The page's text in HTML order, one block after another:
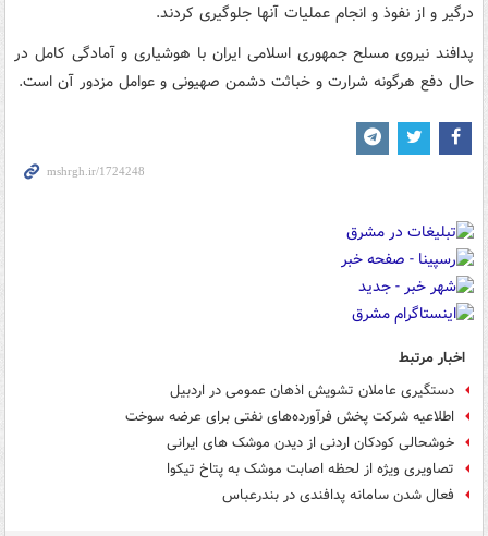
درگیر و از نفوذ و انجام عملیات آنها جلوگیری کردند.
‌پدافند نیروی مسلح جمهوری اسلامی ایران با هوشیاری و آمادگی کامل در
حال دفع هرگونه شرارت و خباثت دشمن صهیونی و عوامل مزدور آن است.
اخبار مرتبط
دستگیری عاملان تشویش اذهان عمومی در اردبیل
اطلاعیه شرکت پخش فرآورده‌های نفتی برای عرضه سوخت
خوشحالی کودکان اردنی از دیدن موشک های ایرانی
تصاویری ویژه از لحظه اصابت موشک به پتاخ تیکوا
فعال شدن سامانه پدافندی در بندرعباس